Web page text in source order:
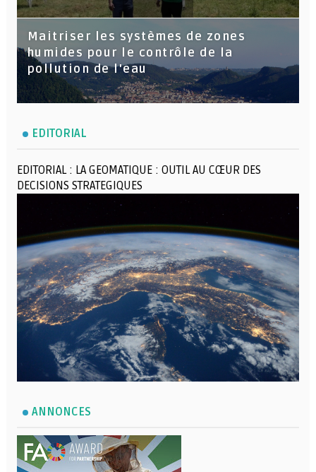
Maitriser les systèmes de zones
humides pour le contrôle de la
pollution de l'eau
EDITORIAL
EDITORIAL : LA GEOMATIQUE : OUTIL AU CŒUR DES
DECISIONS STRATEGIQUES
ANNONCES